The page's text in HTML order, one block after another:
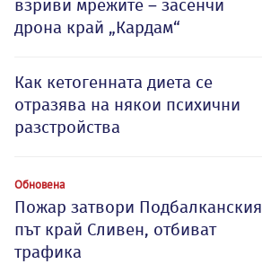
взриви мрежите – засенчи
дрона край „Кардам“
Как кетогенната диета се
отразява на някои психични
разстройства
Обновена
Пожар затвори Подбалканския
път край Сливен, отбиват
трафика